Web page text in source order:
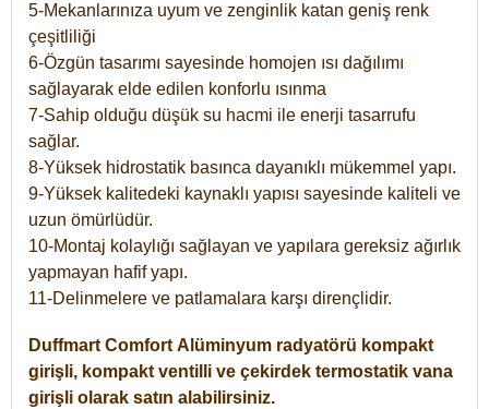
5-Mekanlarınıza uyum ve zenginlik katan geniş renk
çeşitliliği
6-Özgün tasarımı sayesinde homojen ısı dağılımı
sağlayarak elde edilen konforlu ısınma
7-Sahip olduğu düşük su hacmi ile enerji tasarrufu
sağlar.
8-Yüksek hidrostatik basınca dayanıklı mükemmel yapı.
9-Yüksek kalitedeki kaynaklı yapısı sayesinde kaliteli ve
uzun ömürlüdür.
10-Montaj kolaylığı sağlayan ve yapılara gereksiz ağırlık
yapmayan hafif yapı.
11-Delinmelere ve patlamalara karşı dirençlidir.
Duffmart Comfort Alüminyum radyatörü kompakt
girişli, kompakt ventilli ve çekirdek termostatik vana
girişli olarak satın alabilirsiniz.